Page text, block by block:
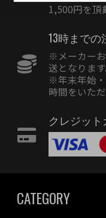
1,500円を頂
13時までの
※メーカー
送となります
※年末年始
時間をいた
クレジッ
CATEGORY